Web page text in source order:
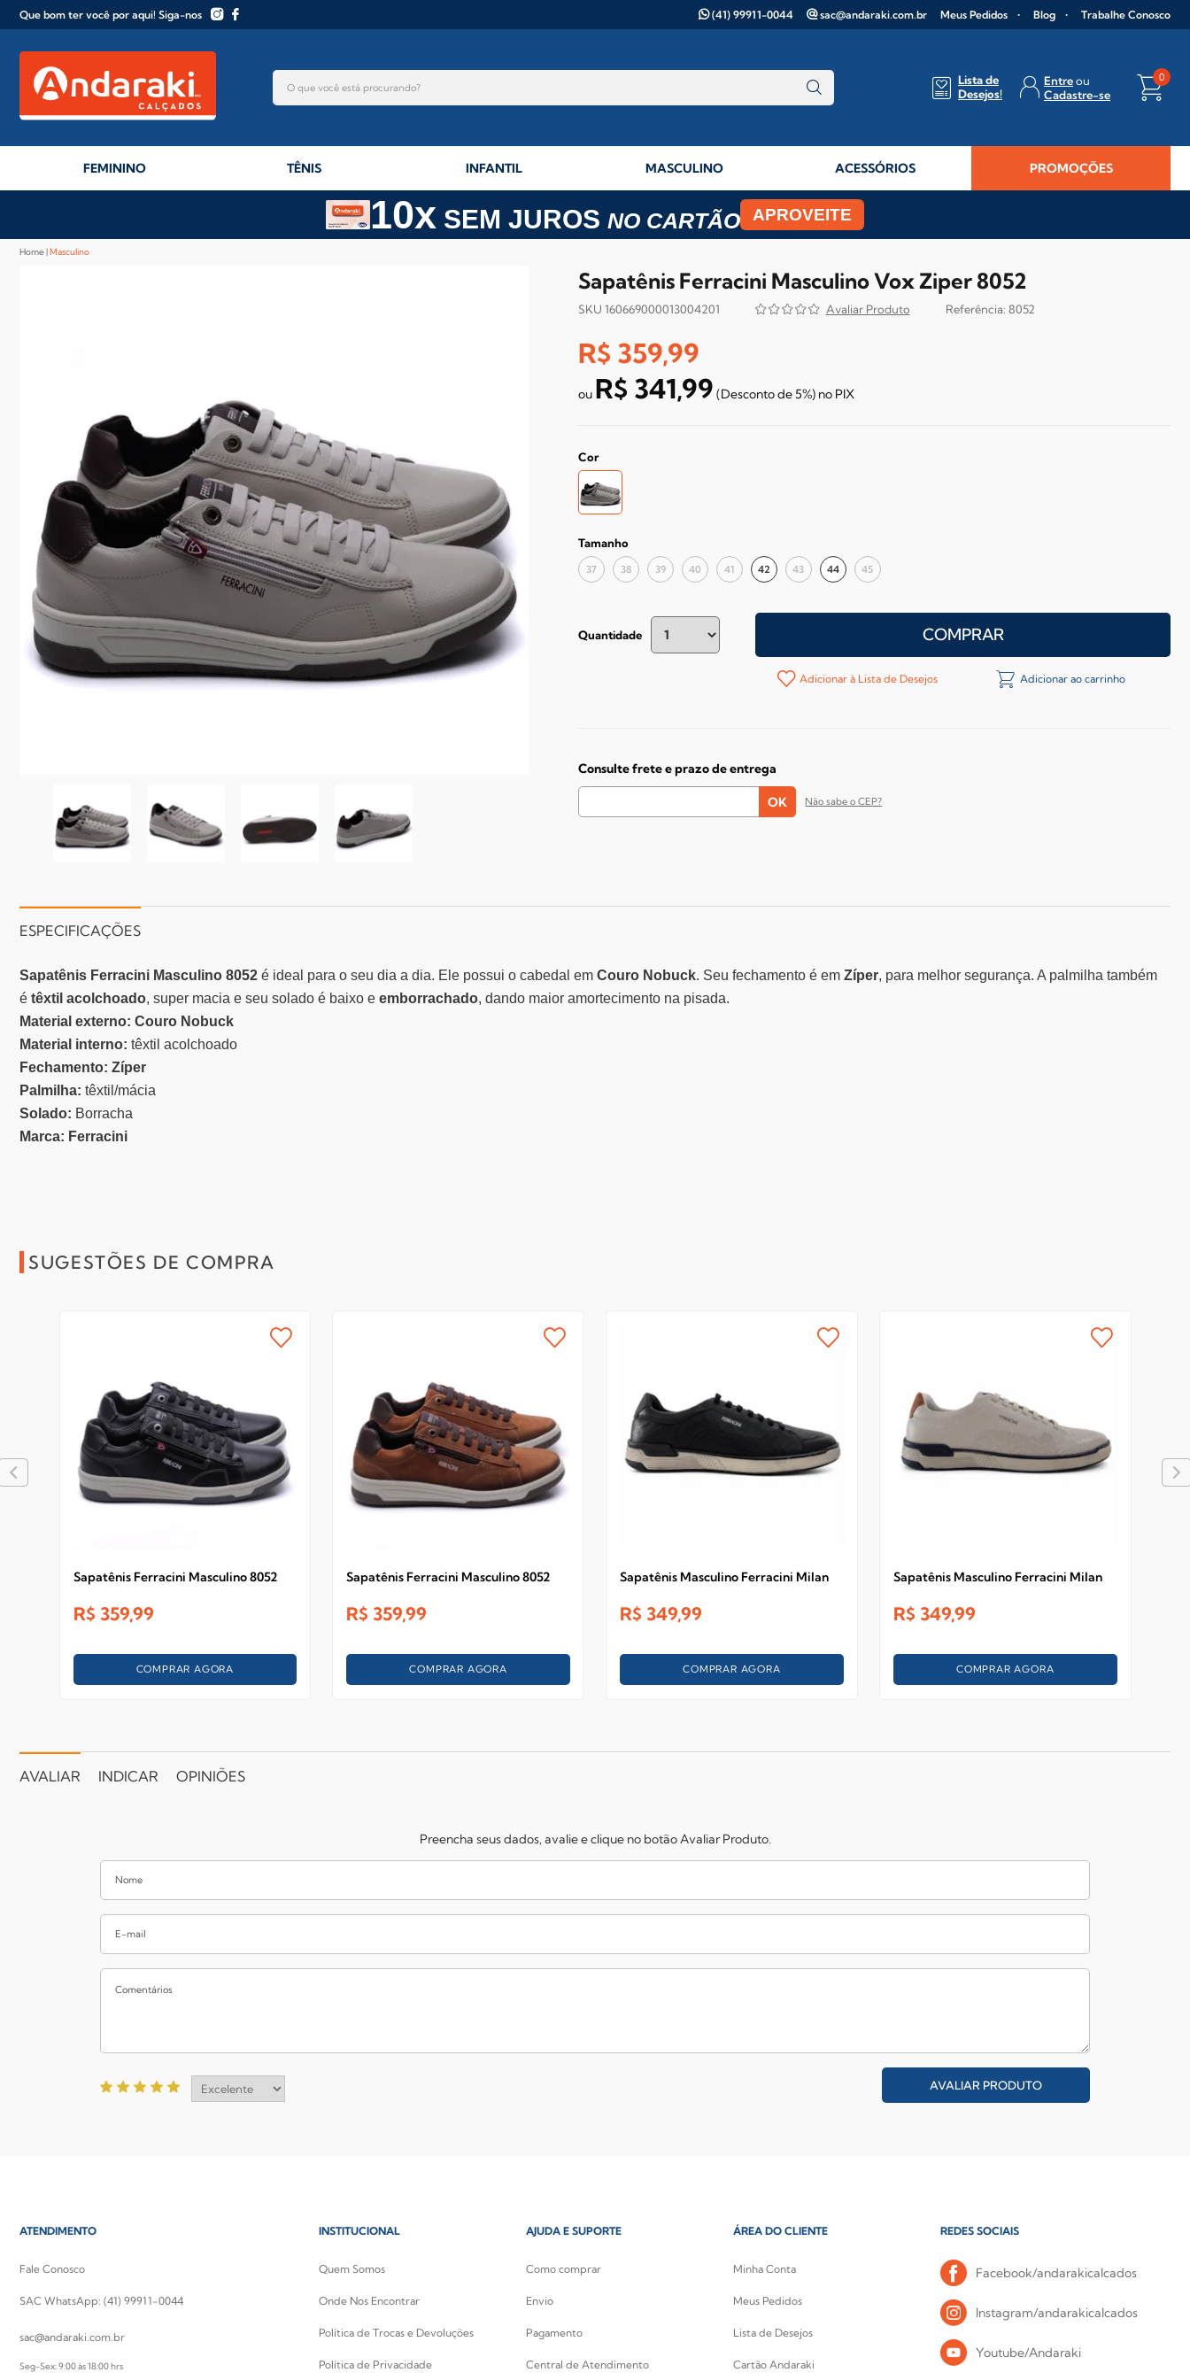
Que bom ter você por aqui! Siga-nos (41) 99911-0044 sac@andaraki.com.br Meus Pedidos Blog Trabalhe Conosco
0
Entre
Cadastre-se
Lista de
Desejos!
FEMININO TÊNIS INFANTIL MASCULINO ACESSÓRIOS PROMOÇÕES
10x SEM JUROS NO CARTÃO APROVEITE
Home Masculino
Sapatênis Ferracini Masculino Vox Ziper 8052
SKU 160669000013004201 8052
R$ 359,99
R$ 341,99 (Descontode5%) no PIX
Cor
Tamanho
37 38 39 40 41 42 43 44 45
Quantidade COMPRAR
Adicionar à Lista de Desejos Adicionar ao carrinho
Consulte frete e prazo de entrega
Não sabe o CEP?
ESPECIFICAÇÕES
Sapatênis Ferracini Masculino 8052 é ideal para o seu dia a dia. Ele possui o cabedal em Couro Nobuck. Seu fechamento é em Zíper, para melhor segurança. A palmilha também
é têxtil acolchoado, super macia e seu solado é baixo e emborrachado, dando maior amortecimento na pisada.
Material externo: Couro Nobuck
Material interno: têxtil acolchoado
Fechamento: Zíper
Palmilha: têxtil/mácia
Solado: Borracha
Marca: Ferracini
SUGESTÕES DE COMPRA
Sapatênis Ferracini Masculino 8052
R$ 359,99
COMPRAR AGORA
Sapatênis Ferracini Masculino 8052
R$ 359,99
COMPRAR AGORA
Sapatênis Masculino Ferracini Milan
R$ 349,99
COMPRAR AGORA
Sapatênis Masculino Ferracini Milan
R$ 349,99
COMPRAR AGORA
AVALIAR INDICAR OPINIÕES
Preencha seus dados, avalie e clique no botão Avaliar Produto.
AVALIAR PRODUTO
ATENDIMENTO
Fale Conosco
SAC WhatsApp: (41) 99911-0044
sac@andaraki.com.br
Seg-Sex: 9:00 às 18:00 hrs
INSTITUCIONAL
Quem Somos
Onde Nos Encontrar
Política de Trocas e Devoluções
Política de Privacidade
AJUDA E SUPORTE
Como comprar
Envio
Pagamento
Central de Atendimento
ÁREA DO CLIENTE
Minha Conta
Meus Pedidos
Lista de Desejos
Cartão Andaraki
REDES SOCIAIS
Facebook/andarakicalcados
Instagram/andarakicalcados
Youtube/Andaraki